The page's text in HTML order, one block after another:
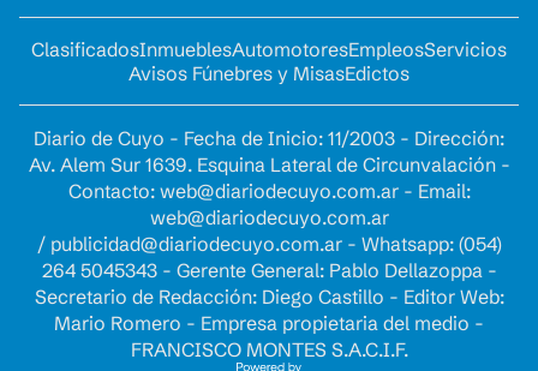
ClasificadosInmueblesAutomotoresEmpleosServicios
Avisos Fúnebres y MisasEdictos
Diario de Cuyo - Fecha de Inicio: 11/2003 - Dirección:
Av. Alem Sur 1639. Esquina Lateral de Circunvalación -
Contacto: web@diariodecuyo.com.ar- Email:
web@diariodecuyo.com.ar
/ publicidad@diariodecuyo.com.ar- Whatsapp: (054)
264 5045343 - Gerente General: Pablo Dellazoppa -
Secretario de Redacción: Diego Castillo - Editor Web:
Mario Romero - Empresa propietaria del medio -
FRANCISCO MONTES S.A.C.I.F.